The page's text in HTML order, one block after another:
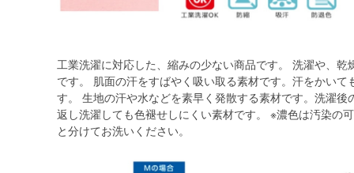
工業洗濯に対応した、縮みの少ない商品です。 洗濯や、乾
です。 肌面の汗をすばやく吸い取る素材です。汗をかいて
す。 生地の汗や水などを素早く発散する素材です。洗濯後
返し洗濯しても色褪せしにくい素材です。 ※濃色は汚染の
と分けてお洗いください。